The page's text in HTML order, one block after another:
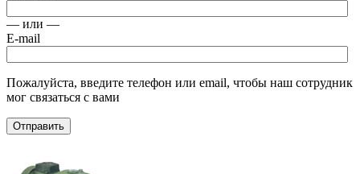
— или —
E-mail
Пожалуйста, введите телефон или email, чтобы наш сотрудник
мог связаться с вами
Отправить